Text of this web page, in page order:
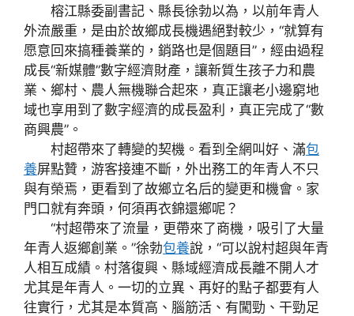
榕江縣委副書記、縣長徐勃以為，以前年青人
外流嚴重，是由於故鄉成長機遇絕對較少，“就算有
愿意回來搞種養業的，銷路也是個題目”，經由過程
成長“新媒體”數字經濟財產，讓新質生孩子力和農
業、鄉村、農人無機聯合起來，真正讓老小邊窮地
域也享用到了數字經濟的成長盈利，真正完成了“數
商興農”。
村超帶來了轉變的契機。看到全網叫好、滿包
養屏點贊，游客接連不斷，外出務工的年青人不只
與有榮焉，更看到了故鄉立名后的變更和機會。家
門口就有奔頭，何須再衣錦還鄉呢？
“村超帶來了流量，更帶來了商機，吸引了大量
年青人返鄉創業。”徐勃包養說，“可以說村超與年青
人相互成績。村落復興、縣域經濟成長離不開人才
尤其是年青人。一切的立異、再好的點子都要有人
往實行，尤其是本質高、腦筋活、有闖勁、干勁足